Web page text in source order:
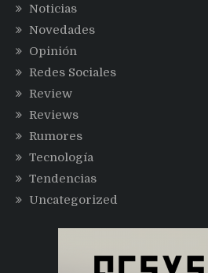
Noticias
Novedades
Opinión
Redes Sociales
Review
Reviews
Rumores
Tecnología
Tendencias
Uncategorized